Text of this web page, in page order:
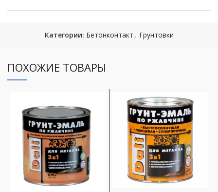
Категории: Бетонконтакт , Грунтовки
ПОХОЖИЕ ТОВАРЫ